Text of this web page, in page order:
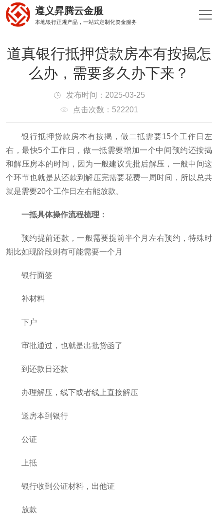
遵义昇腾云金服
本地银行正规产品，一站式定制化资金服务
道真银行抵押贷款房本有按揭怎
么办，需要多久办下来？
发布时间：2025-03-25
点击次数：522201
银行抵押贷款房本有按揭，做二抵需要15个工作日左
右，最快5个工作日，做一抵需要增加一个中间预约还按揭
和解压房本的时间，因为一般建议先批后解压，一般中间这
个环节也就是从还款到解压完需要花费一周时间，所以总共
就是需要20个工作日左右能放款。
一抵具体操作流程梳理：
预约提前还款，一般需要提前半个月左右预约，特殊时
期比如现阶段则有可能需要一个月
银行面签
补材料
下户
审批通过，也就是出批贷函了
到还款日还款
办理解压，线下或者线上直接解压
送房本到银行
公证
上抵
银行收到公证材料，出他证
放款